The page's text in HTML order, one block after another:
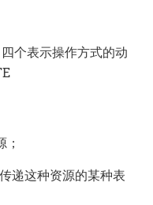
个表示操作方式的动
这种资源的某种表